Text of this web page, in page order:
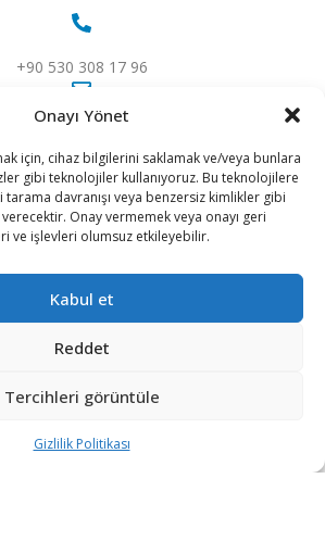
Onayı Yönet
için, cihaz bilgilerini saklamak ve/veya bunlara
gibi teknolojiler kullanıyoruz. Bu teknolojilere
davranışı veya benzersiz kimlikler gibi
Onay vermemek veya onayı geri
ve işlevleri olumsuz etkileyebilir.
Kabul et
Reddet
Tercihleri görüntüle
Gizlilik Politikası
+90 530 308 17 96
Hakları Saklıdır.
Siber Güvenlik
Teknoloji
Politika
Dosya Haber